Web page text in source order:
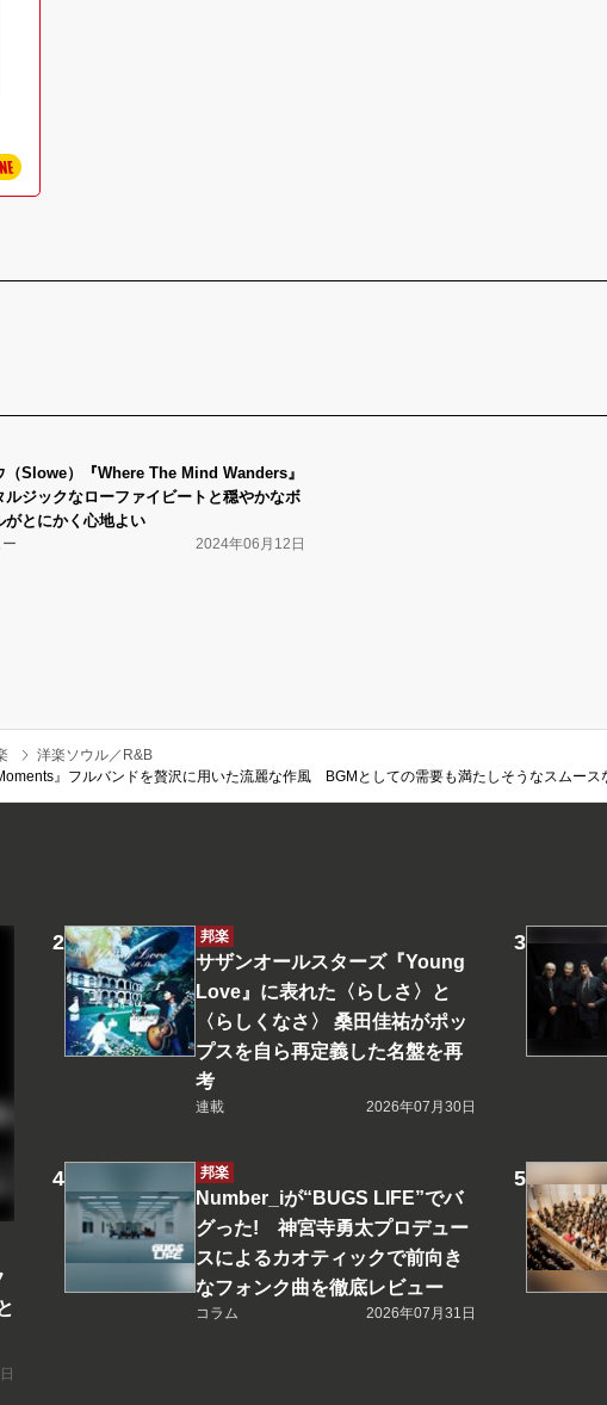
（Slowe）『Where The Mind Wanders』
ルジックなローファイビートと穏やかなボ
がとにかく心地よい
2024年06月12日
洋楽ソウル／R&B
』フルバンドを贅沢に用いた流麗な作風 BGMとしての需要も満たしそうなスムース
邦楽
サザンオールスターズ『Young
Love』に表れた〈らしさ〉と
〈らしくなさ〉 桑田佳祐がポッ
プスを自ら再定義した名盤を再
考
連載 2026年07月30日
邦楽
Number_iが“BUGS LIFE”でバ
グった! 神宮寺勇太プロデュー
スによるカオティックで前向き
なフォンク曲を徹底レビュー
コラム 2026年07月31日